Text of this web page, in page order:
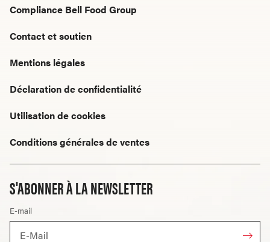
S'ABONNER À LA NEWSLETTER
E-mail
Compliance Bell Food Group
Contact et soutien
Mentions légales
Déclaration de confidentialité
Utilisation de cookies
Conditions générales de ventes